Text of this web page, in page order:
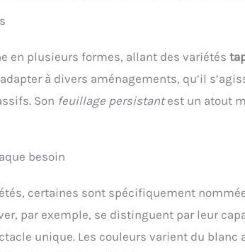
en plusieurs formes, allant des variétés
à divers aménagements, qu’il
Son feuillage persistantest un atout
besoin
certaines sont spécifiquement
par exemple, se distinguent par leur
unique. Les couleurs varient du blanc